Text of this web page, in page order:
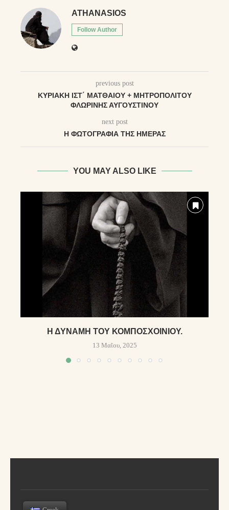
ATHANASIOS
Follow Author
previous post
ΚΥΡΙΑΚΉ ΙΣΤ΄ ΜΑΤΘΑΊΟΥ + ΜΗΤΡΟΠΟΛΊΤΟΥ
ΦΛΩΡΊΝΗΣ ΑΥΓΟΥΣΤΊΝΟΥ
next post
Η ΦΩΤΟΓΡΑΦΊΑ ΤΗΣ ΗΜΈΡΑΣ
YOU MAY ALSO LIKE
Η ΔΎΝΑΜΗ ΤΟΥ ΚΟΜΠΟΣΧΟΙΝΙΟΎ.
13 Μαΐου, 2025